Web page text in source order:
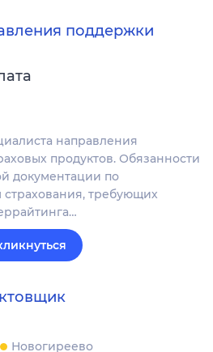
поддержки
направления
продуктов. Обязанности
документации по
требующих
Новогиреево